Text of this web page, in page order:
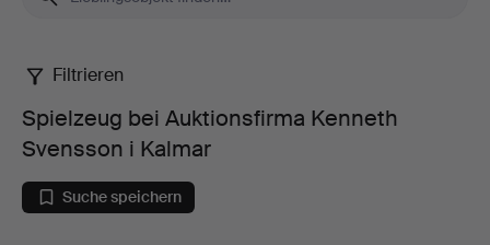
Spielzeug
bei
Auktionsfirma
Filtrieren
Spielzeug bei Auktionsfirma Kenneth
Svensson i Kalmar
Suche speichern